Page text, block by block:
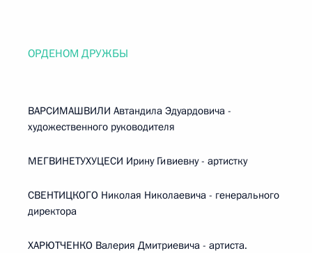
ОРДЕНОМ ДРУЖБЫ
ВАРСИМАШВИЛИ Автандила Эдуардовича -
художественного руководителя
МЕГВИНЕТУХУЦЕСИ Ирину Гивиевну - артистку
СВЕНТИЦКОГО Николая Николаевича - генерального
директора
ХАРЮТЧЕНКО Валерия Дмитриевича - артиста.